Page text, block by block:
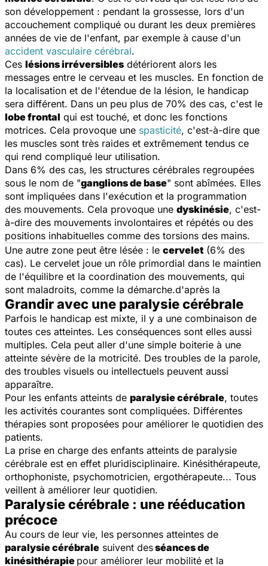
son développement : pendant la grossesse, lors d'un
accouchement compliqué ou durant les deux premières
années de vie de l'enfant, par exemple à cause d'un
accident vasculaire cérébral.
Ces lésions irréversibles détériorent alors les
messages entre le cerveau et les muscles. En fonction de
la localisation et de l'étendue de la lésion, le handicap
sera différent. Dans un peu plus de 70% des cas, c'est le
lobe frontal qui est touché, et donc les fonctions
motrices. Cela provoque une spasticité, c'est-à-dire que
les muscles sont très raides et extrêmement tendus ce
qui rend compliqué leur utilisation.
Dans 6% des cas, les structures cérébrales regroupées
sous le nom de "ganglions de base" sont abîmées. Elles
sont impliquées dans l'exécution et la programmation
des mouvements. Cela provoque une dyskinésie, c'est-
à-dire des mouvements involontaires et répétés ou des
positions inhabituelles comme des torsions des mains.
Une autre zone peut être lésée : le cervelet (6% des
cas). Le cervelet joue un rôle primordial dans le maintien
de l'équilibre et la coordination des mouvements, qui
sont maladroits, comme la démarche.d'après la
Grandir avec une paralysie cérébrale
Parfois le handicap est mixte, il y a une combinaison de
toutes ces atteintes. Les conséquences sont elles aussi
multiples. Cela peut aller d'une simple boiterie à une
atteinte sévère de la motricité. Des troubles de la parole,
des troubles visuels ou intellectuels peuvent aussi
apparaître.
Pour les enfants atteints de paralysie cérébrale, toutes
les activités courantes sont compliquées. Différentes
thérapies sont proposées pour améliorer le quotidien des
patients.
La prise en charge des enfants atteints de paralysie
cérébrale est en effet pluridisciplinaire. Kinésithérapeute,
orthophoniste, psychomotricien, ergothérapeute... Tous
veillent à améliorer leur quotidien.
Paralysie cérébrale : une rééducation
précoce
Au cours de leur vie, les personnes atteintes de
paralysie cérébrale suivent desséances de
kinésithérapie pour améliorer leur mobilité et la